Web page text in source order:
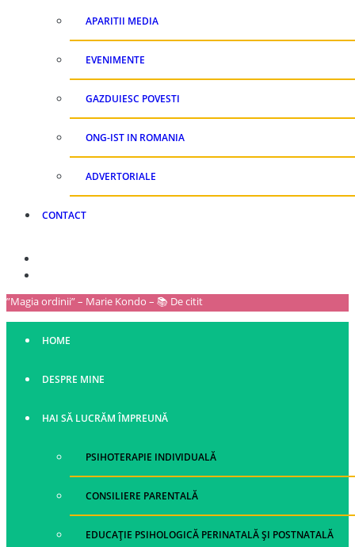
APARITII MEDIA
EVENIMENTE
GAZDUIESC POVESTI
ONG-IST IN ROMANIA
ADVERTORIALE
CONTACT
”Magia ordinii” – Marie Kondo – 📚 De citit
HOME
DESPRE MINE
HAI SĂ LUCRĂM ÎMPREUNĂ
PSIHOTERAPIE INDIVIDUALĂ
CONSILIERE PARENTALĂ
EDUCAȚIE PSIHOLOGICĂ PERINATALĂ ȘI POSTNATALĂ